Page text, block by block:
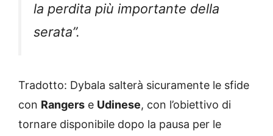
la perdita più importante della
serata”.
Tradotto: Dybala salterà sicuramente le sfide
con Rangers e Udinese, con l’obiettivo di
tornare disponibile dopo la pausa per le